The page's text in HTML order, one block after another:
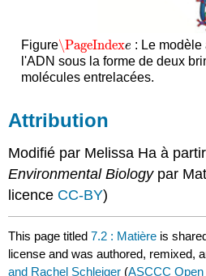
Figure\PageIndexe
\PageIndexe : Le
l'ADN sous la forme de deux
molécules entrelacées.
Attribution
Modifié par Melissa Ha à
Environmental Biologypar
licence CC-BY)
This page titled7.2 : Matière is
license and was authored, remixed,
and Rachel Schleiger (ASCCC